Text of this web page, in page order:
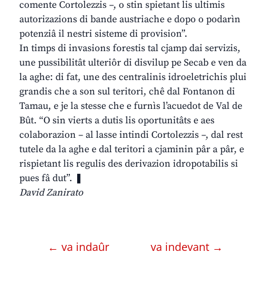
comente Cortolezzis –, o stin spietant lis ultimis
autorizazions di bande austriache e dopo o podarìn
potenziâ il nestri sisteme di provision”.
In timps di invasions forestis tal cjamp dai servizis,
une pussibilitât ulteriôr di disvilup pe Secab e ven da
la aghe: di fat, une des centralinis idroeletrichis plui
grandis che a son sul teritori, chê dal Fontanon di
Tamau, e je la stesse che e furnìs l’acuedot de Val de
Bût. “O sin vierts a dutis lis oportunitâts e aes
colaborazion – al lasse intindi Cortolezzis –, dal rest
tutele da la aghe e dal teritori a cjaminin pâr a pâr, e
rispietant lis regulis des derivazion idropotabilis si
pues fâ dut”. ❚
David Zanirato
← va indaûr va indevant →